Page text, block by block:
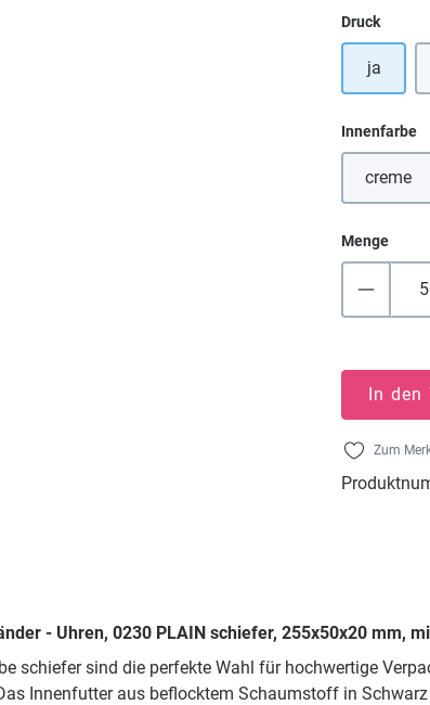
Druck
ja
Innenfarbe
creme
Menge
In den
Zum
- Uhren, 0230 PLAIN schiefer, 255x50x20 mm,
schiefer sind die perfekte Wahl für hochwertige
Innenfutter aus beflocktem Schaumstoff in